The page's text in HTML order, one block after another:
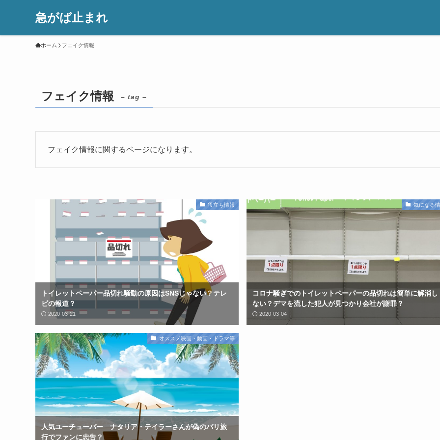
急がば止まれ
ホーム フェイク情報
フェイク情報 – tag –
フェイク情報に関するページになります。
役立ち情報
トイレットペーパー品切れ騒動の原因はSNSじゃない？テレ
ビの報道？
2020-03-21
気になる
コロナ騒ぎでのトイレットペーパーの品切れは簡単に解消し
ない？デマを流した犯人が見つかり会社が謝罪？
2020-03-04
オススメ映画・動画・ドラマ等
人気ユーチューバー ナタリア・テイラーさんが偽のバリ旅
行でファンに忠告？